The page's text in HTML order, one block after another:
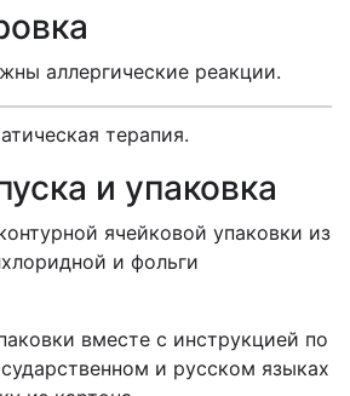
аллергические реакции.
терапия.
и упаковка
ячейковой упаковки из
и фольги
вместе с инструкцией по
и русском языках